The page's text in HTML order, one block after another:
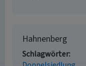
Hahnenberg
Schlagwörter